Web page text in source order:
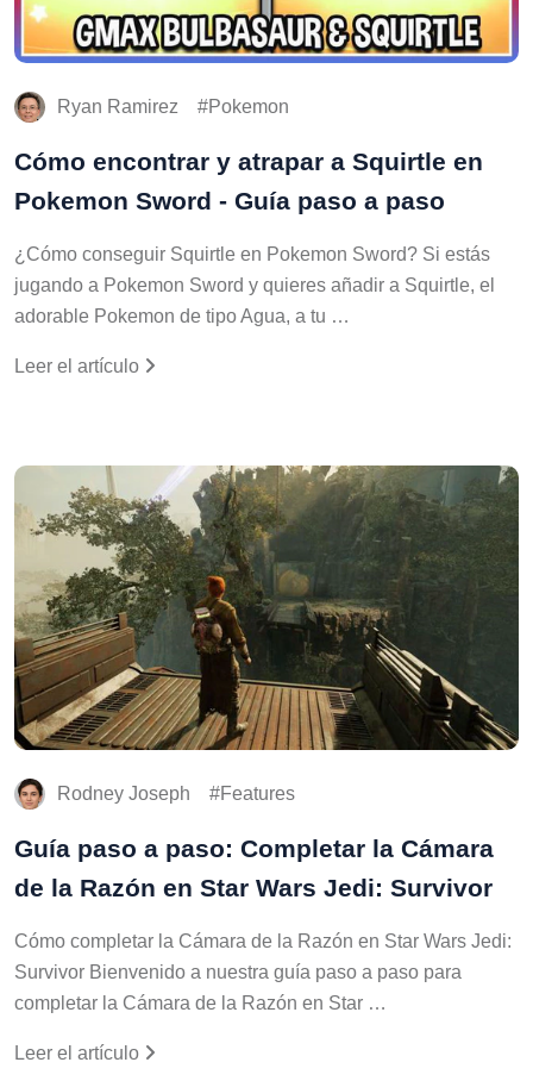
Ryan Ramirez Pokemon
Cómo encontrar y atrapar a Squirtle en
Pokemon Sword - Guía paso a paso
¿Cómo conseguir Squirtle en Pokemon Sword? Si estás
jugando a Pokemon Sword y quieres añadir a Squirtle, el
adorable Pokemon de tipo Agua, a tu …
Leer el artículo
Rodney Joseph Features
Guía paso a paso: Completar la Cámara
de la Razón en Star Wars Jedi: Survivor
Cómo completar la Cámara de la Razón en Star Wars Jedi:
Survivor Bienvenido a nuestra guía paso a paso para
completar la Cámara de la Razón en Star …
Leer el artículo